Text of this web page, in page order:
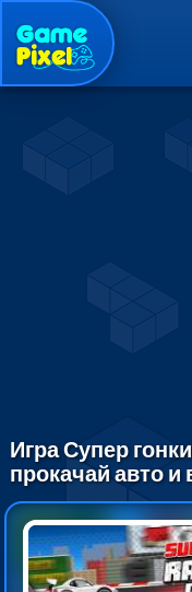
Игра Супер
прокачай авто и